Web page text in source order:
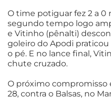
O time potiguar fez 2 a 0
segundo tempo logo
e Vitinho (pênalti)
goleiro do Apodi
o pé. E no lance final,
chute cruzado.
O próximo compromisso
28, contra o Balsas, no